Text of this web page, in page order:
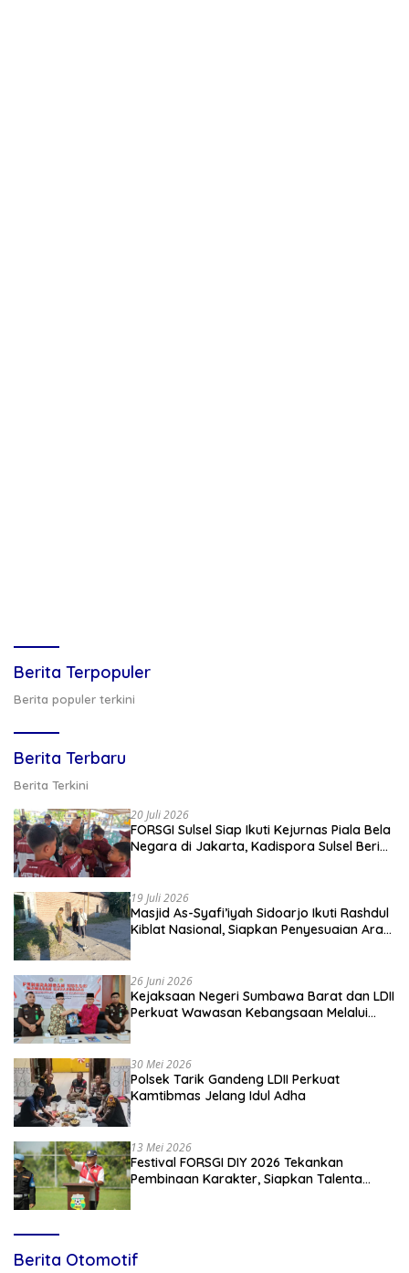
Berita Terpopuler
Berita populer terkini
Berita Terbaru
Berita Terkini
20 Juli 2026
FORSGI Sulsel Siap Ikuti Kejurnas Piala Bela
Negara di Jakarta, Kadispora Sulsel Beri
19 Juli 2026
Masjid As-Syafi’iyah Sidoarjo Ikuti Rashdul
Kiblat Nasional, Siapkan Penyesuaian Arah
26 Juni 2026
Kejaksaan Negeri Sumbawa Barat dan LDII
Perkuat Wawasan Kebangsaan Melalui
30 Mei 2026
Polsek Tarik Gandeng LDII Perkuat
Kamtibmas Jelang Idul Adha
13 Mei 2026
Festival FORSGI DIY 2026 Tekankan
Pembinaan Karakter, Siapkan Talenta
Berita Otomotif